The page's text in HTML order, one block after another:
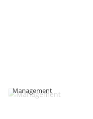
Management